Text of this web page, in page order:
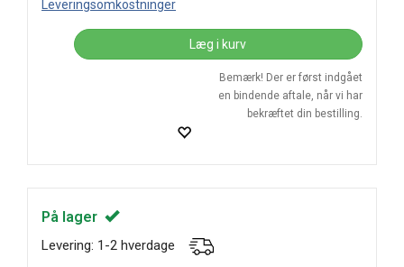
Leveringsomkostninger
Læg i kurv
Bemærk! Der er først indgået
en bindende aftale, når vi har
bekræftet din bestilling.
På lager
Levering: 1-2 hverdage